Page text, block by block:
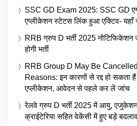
SSC GD Exam 2025: SSC GD
एप्लीकेशन स्टेटस लिंक हुआ एक्टिव-
RRB ग्रुप D भर्ती 2025 नोटिफिकेशन
होगी भर्ती
RRB Group D May Be
Reasons: इन कारणों से रद्द हो
एप्लीकेशन, आवेदन से पहले कर लें जांच
रेलवे ग्रुप D भर्ती 2025 में आयु, एजुकेशन
क्राईटेरिया सहित वेकेंसी में हुए बड़े